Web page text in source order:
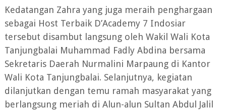
Kedatangan Zahra yang juga meraih penghargaan
sebagai Host Terbaik D’Academy 7 Indosiar
tersebut disambut langsung oleh Wakil Wali Kota
Tanjungbalai Muhammad Fadly Abdina bersama
Sekretaris Daerah Nurmalini Marpaung di Kantor
Wali Kota Tanjungbalai. Selanjutnya, kegiatan
dilanjutkan dengan temu ramah masyarakat yang
berlangsung meriah di Alun-alun Sultan Abdul Jalil